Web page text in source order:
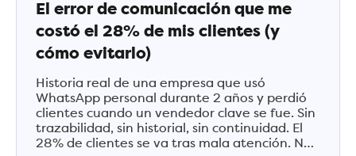
El error de comunicación que me
costó el 28% de mis clientes (y
cómo evitarlo)
Historia real de una empresa que usó
WhatsApp personal durante 2 años y perdió
clientes cuando un vendedor clave se fue. Sin
trazabilidad, sin historial, sin continuidad. El
28% de clientes se va tras mala atención. No